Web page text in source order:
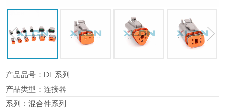
prev
产品品号： DT 系列
产品类型：连接器
系列：混合件系列